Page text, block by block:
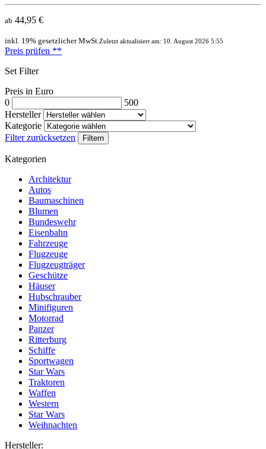
ab 44,95 €
inkl. 19% gesetzlicher MwSt. Zuletzt aktualisiert am: 10. August 2026 5:55
Preis prüfen **
Set Filter
Preis in Euro
0
500
Hersteller
Kategorie
Filter zurücksetzen
Filtern
Kategorien
Architektur
Autos
Baumaschinen
Blumen
Bundeswehr
Eisenbahn
Fahrzeuge
Flugzeuge
Flugzeugträger
Geschütze
Häuser
Hubschrauber
Minifiguren
Motorrad
Panzer
Ritterburg
Schiffe
Sportwagen
Star Wars
Traktoren
Waffen
Western
Star Wars
Weihnachten
Hersteller: